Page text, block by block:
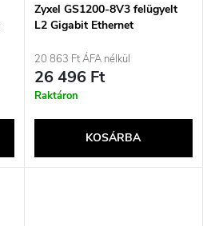
Zyxel GS1200-8V3 felügyelt
L2 Gigabit Ethernet
20 863 Ft ÁFA nélkül
26 496 Ft
Raktáron
KOSÁRBA